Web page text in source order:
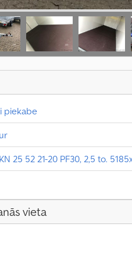
piekabe
25 52 21-20 PF30, 2,5 to.
vieta